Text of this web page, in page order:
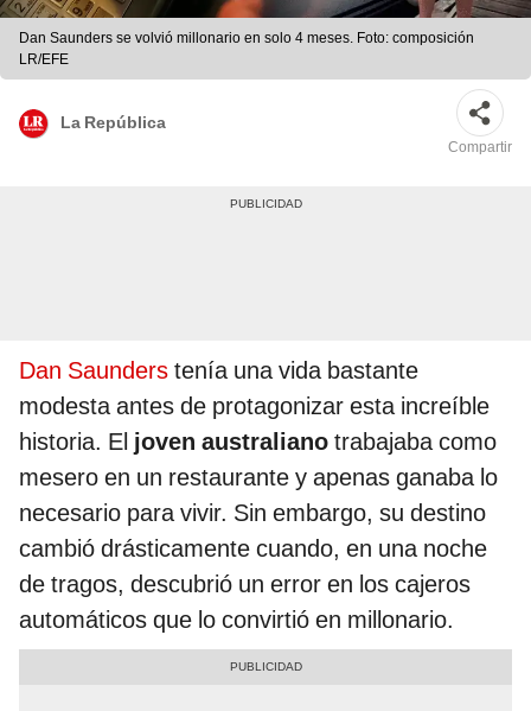
Dan Saunders se volvió millonario en solo 4 meses. Foto: composición
LR/EFE
La República
Compartir
Dan Saunders tenía una vida bastante
modesta antes de protagonizar esta increíble
historia. El joven australiano trabajaba como
mesero en un restaurante y apenas ganaba lo
necesario para vivir. Sin embargo, su destino
cambió drásticamente cuando, en una noche
de tragos, descubrió un error en los cajeros
automáticos que lo convirtió en millonario.